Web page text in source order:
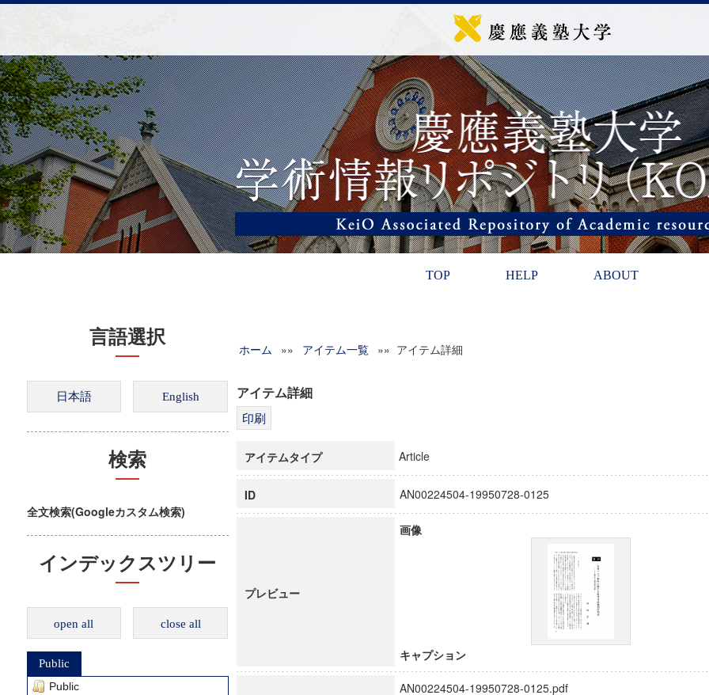
TOP HELP ABOUT
言語選択
検索
全文検索(Googleカスタム検索)
インデックスツリー
open all close all
Public
Public
ホーム »» アイテム一覧 »» アイテム詳細
アイテム詳細
アイテムタイプ Article
ID AN00224504-19950728-0125
プレビュー
画像
キャプション
AN00224504-19950728-0125.pdf